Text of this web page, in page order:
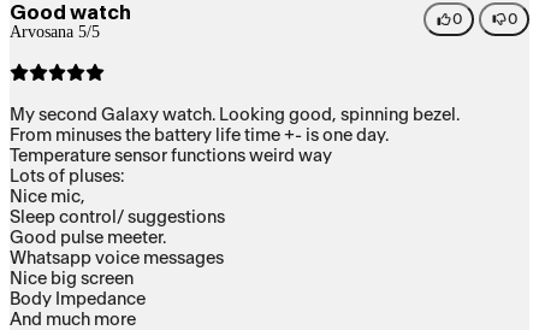
Good watch
Arvosana 5/5
0 0
My second Galaxy watch. Looking good, spinning bezel.
From minuses the battery life time +- is one day.
Temperature sensor functions weird way
Lots of pluses:
Nice mic,
Sleep control/ suggestions
Good pulse meeter.
Whatsapp voice messages
Nice big screen
Body Impedance
And much more